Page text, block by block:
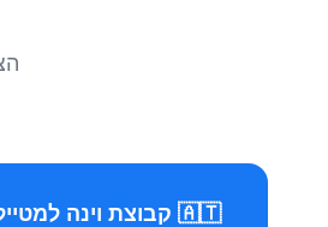
🇦🇹 קבוצת וינה למטיילים